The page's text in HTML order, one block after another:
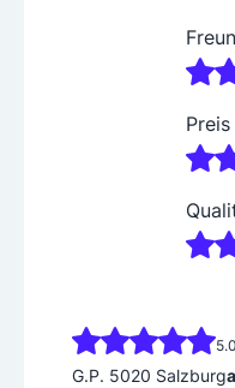
Preis
5.0
G.P. 5020 Salzburg